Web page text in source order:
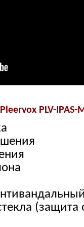
Pleervox PLV-IPAS-